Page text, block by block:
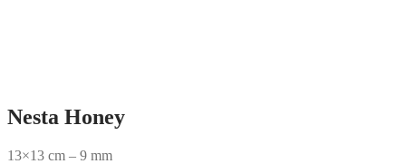
Nesta Honey
13×13 cm – 9 mm